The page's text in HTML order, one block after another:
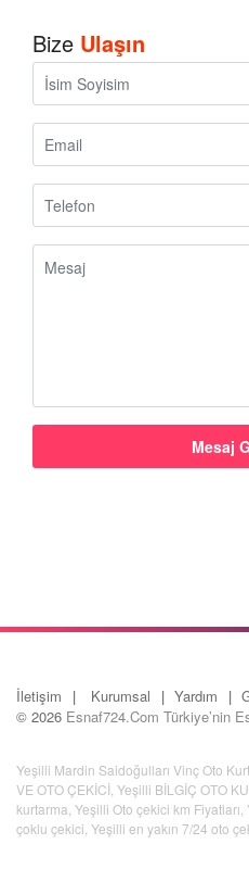
Bize Ulaşın
İletişim Kurumsal Yardım
© 2026 Esnaf724.Com Türkiye’nin
Yeşilli Mardin Saidoğulları Vinç Oto
VE OTO ÇEKİCİ Yeşilli BİLGİÇ OTO
kurtarma Yeşilli Oto çekici km Fiyatları
çoklu çekici Yeşilli en yakın 7/24 oto